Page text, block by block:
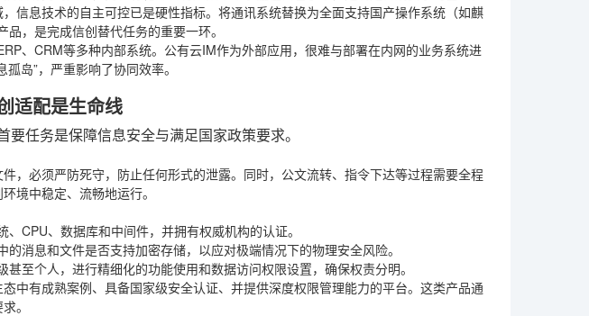
信息技术的自主可控已是硬性指标。将通讯系统替换为全面支持国产操作系统（如麒
，是完成信创替代任务的重要一环。
、CRM等多种内部系统。公有云IM作为外部应用，很难与部署在内网的业务系统进
岛”，严重影响了协同效率。
适配是生命线
任务是保障信息安全与满足国家政策要求。
，必须严防死守，防止任何形式的泄露。同时，公文流转、指令下达等过程需要全程
境中稳定、流畅地运行。
CPU、数据库和中间件，并拥有权威机构的认证。
消息和文件是否支持加密存储，以应对极端情况下的物理安全风险。
甚至个人，进行精细化的功能使用和数据访问权限设置，确保权责分明。
中有成熟案例、具备国家级安全认证、并提供深度权限管理能力的平台。这类产品通
。